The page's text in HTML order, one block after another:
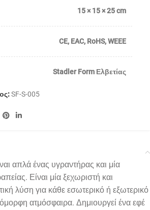
15 × 15 × 25 cm
CE, EAC, RoHS,WEEE
Stadler Form Ελβετίας
SF-S-005
απλά ένας υγραντήρας και μία
Είναι μία ξεχωριστή και
λύση για κάθε εσωτερικό ή εξωτερικό
ατμόσφαιρα. Δημιουργεί ένα εφέ